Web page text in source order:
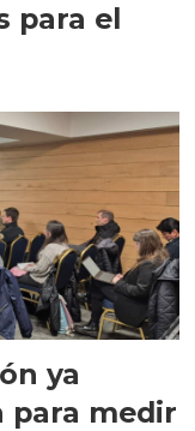
para el
ya
para medir